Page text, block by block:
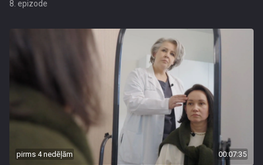
8. epizode
pirms 4 nedēļām 00:07:35